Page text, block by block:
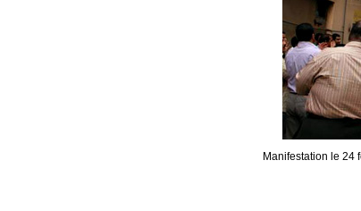
Manifestation le 24